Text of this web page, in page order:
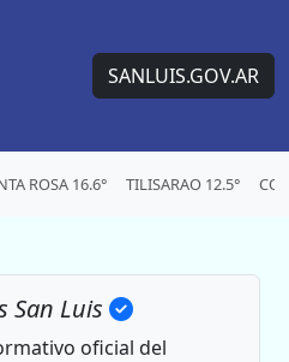
SANLUIS.GOV.AR
ROSA 16.6° TILISARAO 12.5°
San Luis
oficial del